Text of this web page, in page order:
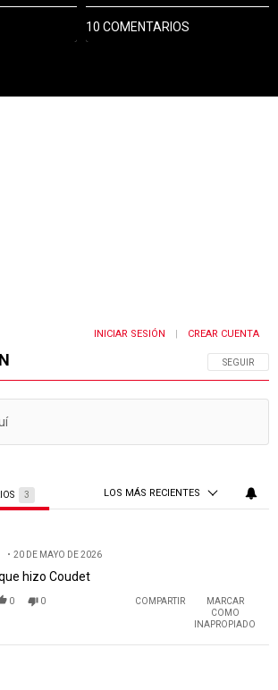
10 COMENTARIOS
SIGA ESTA
SEGUIR
INICIAR SESIÓN CREAR CUENTA
3 LOS MÁS RECIENTES
20 DE MAYO DE 2026
hizo Coudet
0 0 COMPARTIR
MARCAR
COMO
INAPROPIADO